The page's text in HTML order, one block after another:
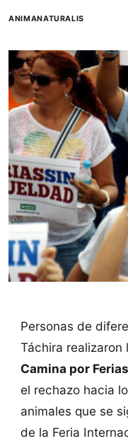
ANIMANATURALIS
Personas de
Táchira realizaron
Camina por
el rechazo hacia
animales que se
de la Feria